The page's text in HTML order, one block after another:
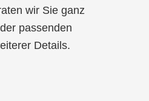
wir Sie ganz
passenden
Details.